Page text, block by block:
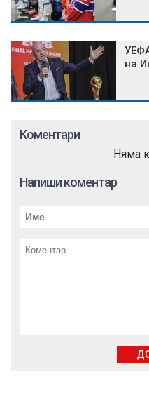
на
Коментари
Няма
Напиши коментар